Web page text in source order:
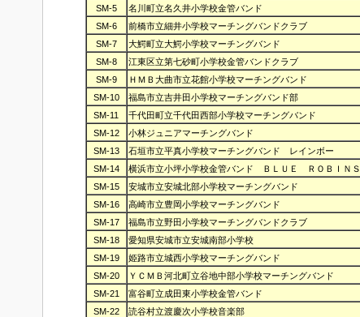
SM-5
名川町立名久井小学校金管バンド
SM-6
前橋市立細井小学校マーチングバンドクラブ
SM-7
大鰐町立大鰐小学校マーチングバンド
SM-8
江東区立第七砂町小学校金管バンドクラブ
SM-9
ＨＭＢ大曲市立花館小学校マーチングバンド
SM-10
福島市立吉井田小学校マーチングバンド部
SM-11
千代田町立千代田西部小学校マーチングバンド
SM-12
小林ジュニアマーチングバンド
SM-13
石垣市立平真小学校マーチングバンド レインボー
SM-14
横浜市立小坪小学校金管バンド ＢＬＵＥ ＲＯＢＩＮＳ
SM-15
安城市立安城北部小学校マーチングバンド
SM-16
高崎市立豊岡小学校マーチングバンド
SM-17
福島市立野田小学校マーチングバンドクラブ
SM-18
愛知県安城市立安城南部小学校
SM-19
姫路市立城西小学校マーチングバンド
SM-20
ＹＣＭＢ河北町立谷地中部小学校マーチングバンド
SM-21
富谷町立成田東小学校金管バンド
SM-22
読谷村立渡慶次小学校音楽部